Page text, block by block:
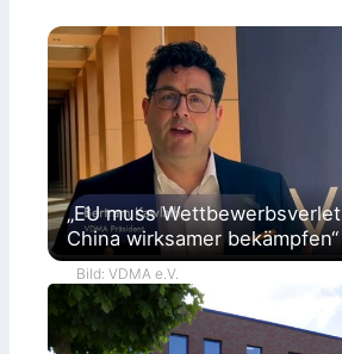
a
t
i
e
„EU muss
China wirksamer bekämpfen“
Bild: VDMA e.V.